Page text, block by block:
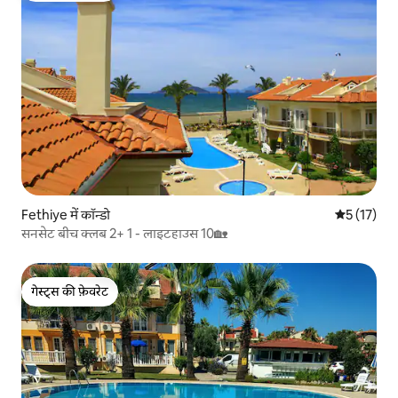
Fethiye में कॉन्डो औसत रेटिंग
5 (17)
सनसेट बीच क्लब 2+ 1 - लाइटहाउस 10🏡
गेस्ट्स की फ़ेवरेट
गेस्ट्स की फ़ेवरेट